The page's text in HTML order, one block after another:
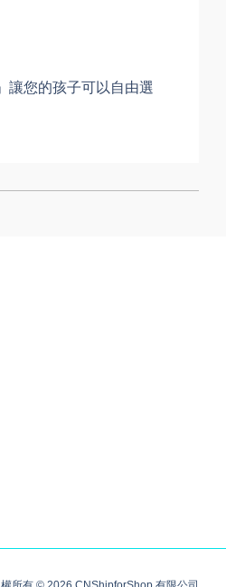
讓您的孩子可以自由選